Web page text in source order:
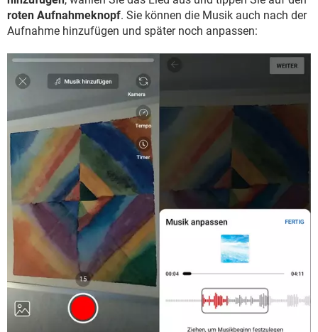
roten Aufnahmeknopf. Sie können die Musik auch nach der
Aufnahme hinzufügen und später noch anpassen: